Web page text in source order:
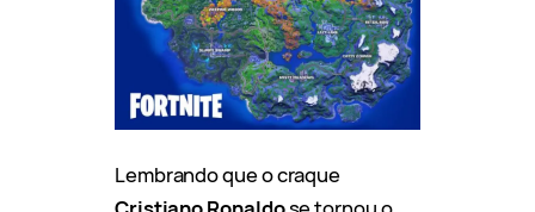
Lembrando que o craque